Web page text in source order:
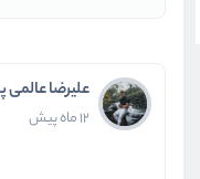
علیرضا عالمی
12 ماه پیش